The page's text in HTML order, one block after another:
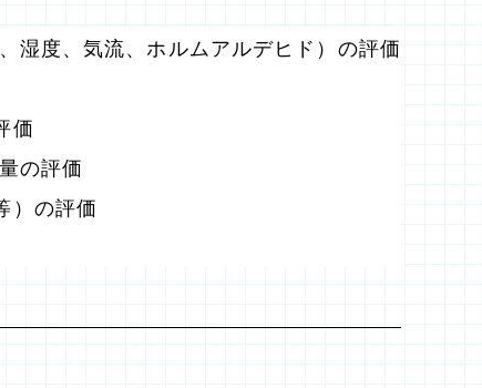
湿度、気流、ホルムアルデヒド）の評価
価
の評価
）の評価